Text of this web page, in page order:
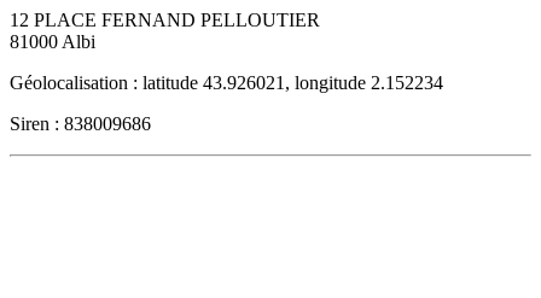
12 PLACE FERNAND PELLOUTIER
81000 Albi
Géolocalisation : latitude 43.926021, longitude 2.152234
Siren : 838009686